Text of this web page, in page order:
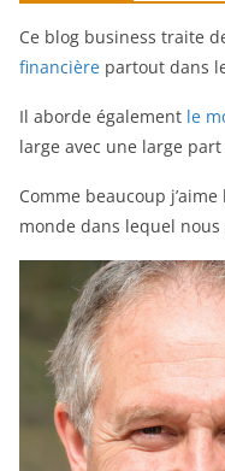
Ce blog business traite
financière partout dans
Il aborde également le
large avec une large
Comme beaucoup
monde dans lequel nous